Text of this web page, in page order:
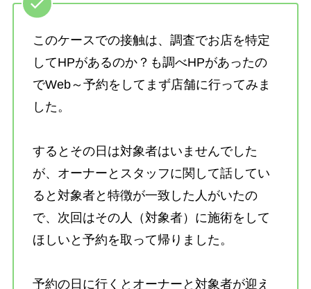
このケースでの接触は、調査でお店を特定
してHPがあるのか？も調べHPがあったの
でWeb～予約をしてまず店舗に行ってみま
した。
するとその日は対象者はいませんでした
が、オーナーとスタッフに関して話してい
ると対象者と特徴が一致した人がいたの
で、次回はその人（対象者）に施術をして
ほしいと予約を取って帰りました。
予約の日に行くとオーナーと対象者が迎え